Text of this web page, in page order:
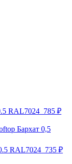
RAL7024 785 ₽
Бархат 0,5
RAL7024 735 ₽